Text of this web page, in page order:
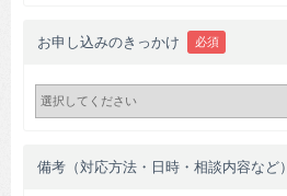
お申し込みのきっかけ 必須
備考（対応方法・日時・相談内容など）